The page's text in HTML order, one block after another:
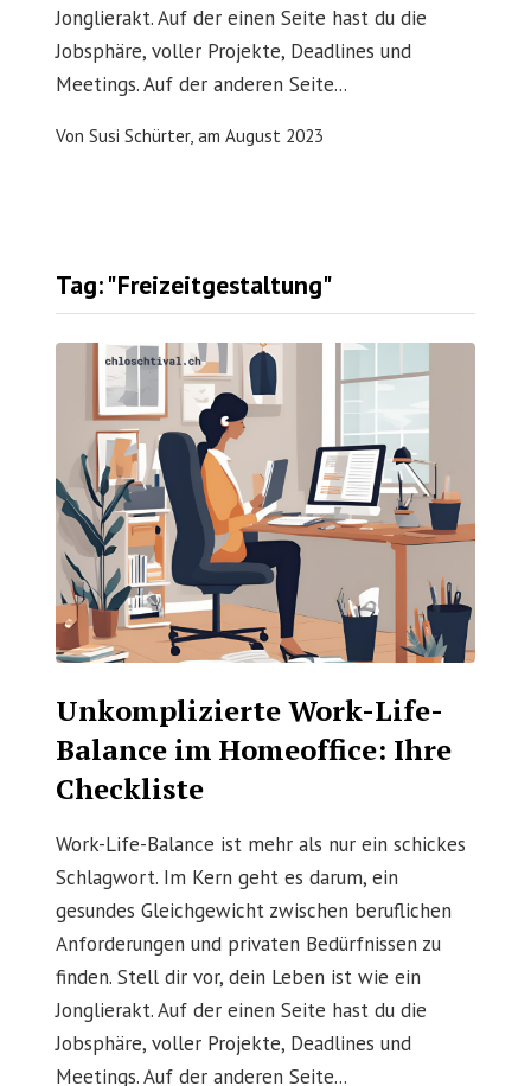
Jonglierakt. Auf der einen Seite hast du die
Jobsphäre, voller Projekte, Deadlines und
Meetings. Auf der anderen Seite...
VonSusi Schürter, amAugust 2023
Tag: "Freizeitgestaltung"
Unkomplizierte Work-Life-
Balance im Homeoffice: Ihre
Checkliste
Work-Life-Balance ist mehr als nur ein schickes
Schlagwort. Im Kern geht es darum, ein
gesundes Gleichgewicht zwischen beruflichen
Anforderungen und privaten Bedürfnissen zu
finden. Stell dir vor, dein Leben ist wie ein
Jonglierakt. Auf der einen Seite hast du die
Jobsphäre, voller Projekte, Deadlines und
Meetings. Auf der anderen Seite...